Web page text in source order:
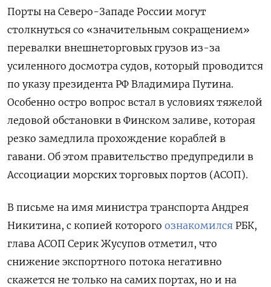
Порты на Северо-Западе России могут
столкнуться со «значительным сокращением»
перевалки внешнеторговых грузов из-за
усиленного досмотра судов, который проводится
по указу президента РФ Владимира Путина.
Особенно остро вопрос встал в условиях тяжелой
ледовой обстановки в Финском заливе, которая
резко замедлила прохождение кораблей в
гавани. Об этом правительство предупредили в
Ассоциации морских торговых портов (АСОП).
В письме на имя министра транспорта Андрея
Никитина, с копией которого ознакомился РБК,
глава АСОП Серик Жусупов отметил, что
снижение экспортного потока негативно
скажется не только на самих портах, но и на